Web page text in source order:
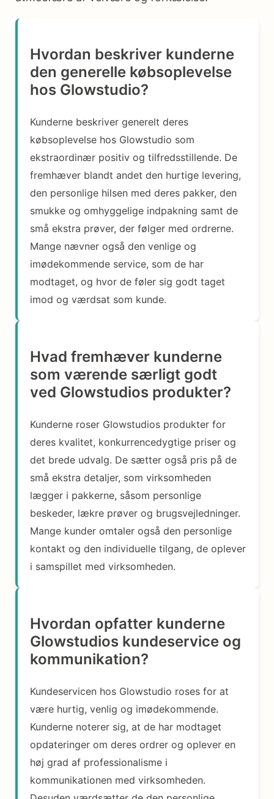
Hvordan beskriver kunderne
den generelle købsoplevelse
hos Glowstudio?
Kunderne beskriver generelt deres
købsoplevelse hos Glowstudio som
ekstraordinær positiv og tilfredsstillende. De
fremhæver blandt andet den hurtige levering,
den personlige hilsen med deres pakker, den
smukke og omhyggelige indpakning samt de
små ekstra prøver, der følger med ordrerne.
Mange nævner også den venlige og
imødekommende service, som de har
modtaget, og hvor de føler sig godt taget
imod og værdsat som kunde.
Hvad fremhæver kunderne
som værende særligt godt
ved Glowstudios produkter?
Kunderne roser Glowstudios produkter for
deres kvalitet, konkurrencedygtige priser og
det brede udvalg. De sætter også pris på de
små ekstra detaljer, som virksomheden
lægger i pakkerne, såsom personlige
beskeder, lækre prøver og brugsvejledninger.
Mange kunder omtaler også den personlige
kontakt og den individuelle tilgang, de oplever
i samspillet med virksomheden.
Hvordan opfatter kunderne
Glowstudios kundeservice og
kommunikation?
Kundeservicen hos Glowstudio roses for at
være hurtig, venlig og imødekommende.
Kunderne noterer sig, at de har modtaget
opdateringer om deres ordrer og oplever en
høj grad af professionalisme i
kommunikationen med virksomheden.